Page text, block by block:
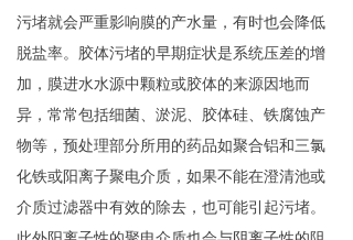
污堵就会严重影响膜的产水量，有时也会降低
脱盐率。胶体污堵的早期症状是系统压差的增
加，膜进水水源中颗粒或胶体的来源因地而
异，常常包括细菌、淤泥、胶体硅、铁腐蚀产
物等，预处理部分所用的药品如聚合铝和三氯
化铁或阳离子聚电介质，如果不能在澄清池或
介质过滤器中有效的除去，也可能引起污堵。